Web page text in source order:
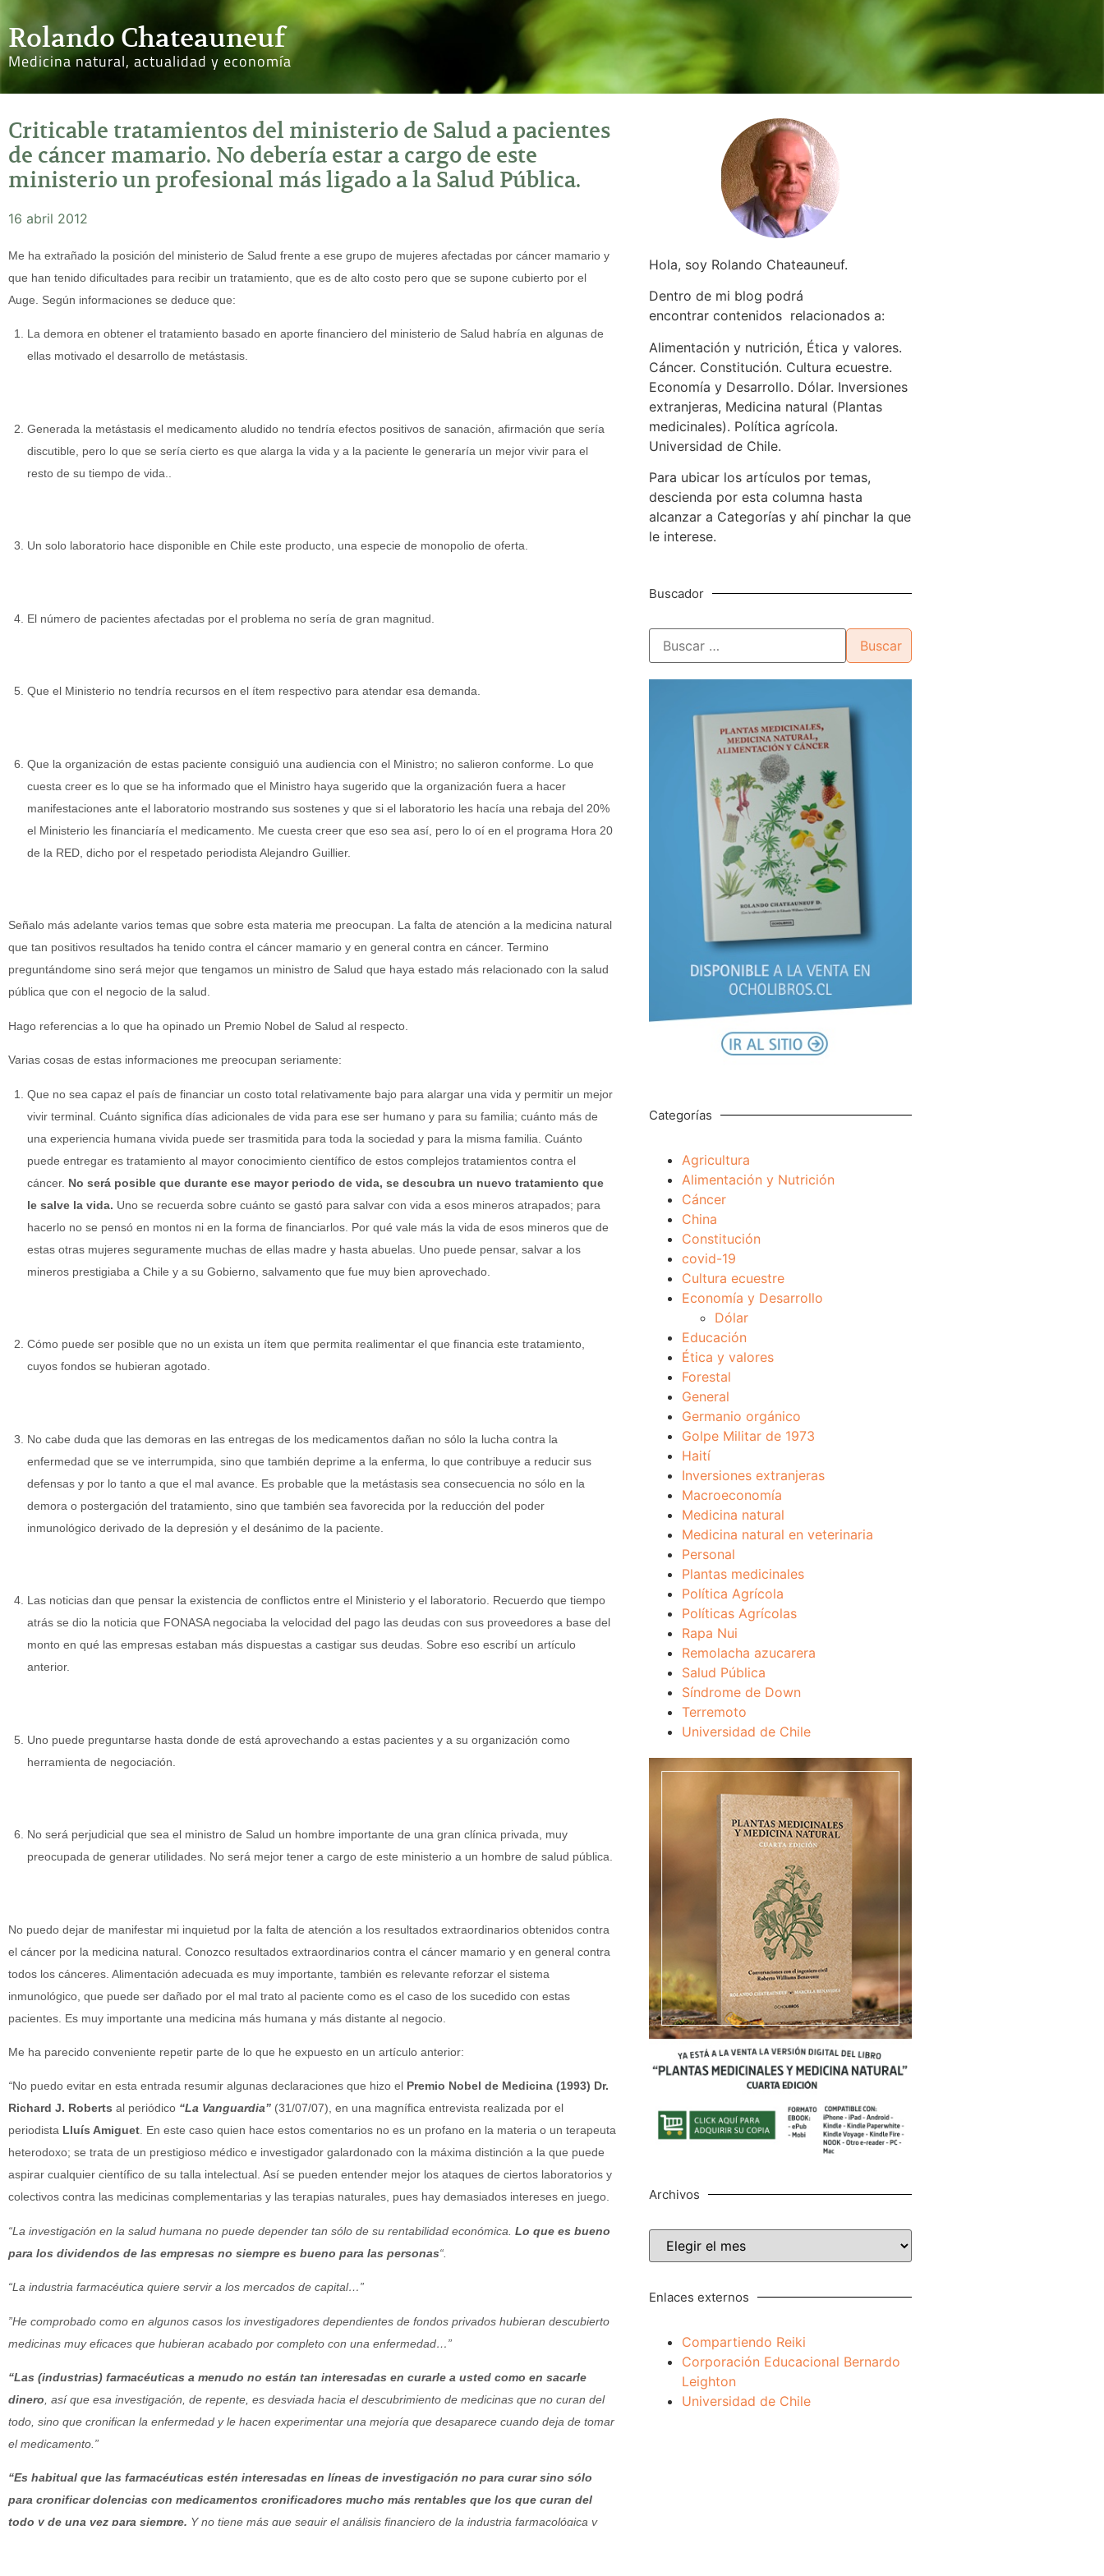
Rolando Chateauneuf
Medicina natural, actualidad y economía
Criticable tratamientos del ministerio de Salud a pacientes
de cáncer mamario. No debería estar a cargo de este
ministerio un profesional más ligado a la Salud Pública.
16 abril 2012
Me ha extrañado la posición del ministerio de Salud frente a ese grupo de mujeres afectadas por cáncer mamario y
que han tenido dificultades para recibir un tratamiento, que es de alto costo pero que se supone cubierto por el
Auge. Según informaciones se deduce que:
La demora en obtener el tratamiento basado en aporte financiero del ministerio de Salud habría en algunas de
ellas motivado el desarrollo de metástasis.
Generada la metástasis el medicamento aludido no tendría efectos positivos de sanación, afirmación que sería
discutible, pero lo que se sería cierto es que alarga la vida y a la paciente le generaría un mejor vivir para el
resto de su tiempo de vida..
Un solo laboratorio hace disponible en Chile este producto, una especie de monopolio de oferta.
El número de pacientes afectadas por el problema no sería de gran magnitud.
Que el Ministerio no tendría recursos en el ítem respectivo para atendar esa demanda.
Que la organización de estas paciente consiguió una audiencia con el Ministro; no salieron conforme. Lo que
cuesta creer es lo que se ha informado que el Ministro haya sugerido que la organización fuera a hacer
manifestaciones ante el laboratorio mostrando sus sostenes y que si el laboratorio les hacía una rebaja del 20%
el Ministerio les financiaría el medicamento. Me cuesta creer que eso sea así, pero lo oí en el programa Hora 20
de la RED, dicho por el respetado periodista Alejandro Guillier.
Señalo más adelante varios temas que sobre esta materia me preocupan. La falta de atención a la medicina natural
que tan positivos resultados ha tenido contra el cáncer mamario y en general contra en cáncer. Termino
preguntándome sino será mejor que tengamos un ministro de Salud que haya estado más relacionado con la salud
pública que con el negocio de la salud.
Hago referencias a lo que ha opinado un Premio Nobel de Salud al respecto.
Varias cosas de estas informaciones me preocupan seriamente:
Que no sea capaz el país de financiar un costo total relativamente bajo para alargar una vida y permitir un mejor
vivir terminal. Cuánto significa días adicionales de vida para ese ser humano y para su familia; cuánto más de
una experiencia humana vivida puede ser trasmitida para toda la sociedad y para la misma familia. Cuánto
puede entregar es tratamiento al mayor conocimiento científico de estos complejos tratamientos contra el
cáncer. No será posible que durante ese mayor periodo de vida, se descubra un nuevo tratamiento que
le salve la vida. Uno se recuerda sobre cuánto se gastó para salvar con vida a esos mineros atrapados; para
hacerlo no se pensó en montos ni en la forma de financiarlos. Por qué vale más la vida de esos mineros que de
estas otras mujeres seguramente muchas de ellas madre y hasta abuelas. Uno puede pensar, salvar a los
mineros prestigiaba a Chile y a su Gobierno, salvamento que fue muy bien aprovechado.
Cómo puede ser posible que no un exista un ítem que permita realimentar el que financia este tratamiento,
cuyos fondos se hubieran agotado.
No cabe duda que las demoras en las entregas de los medicamentos dañan no sólo la lucha contra la
enfermedad que se ve interrumpida, sino que también deprime a la enferma, lo que contribuye a reducir sus
defensas y por lo tanto a que el mal avance. Es probable que la metástasis sea consecuencia no sólo en la
demora o postergación del tratamiento, sino que también sea favorecida por la reducción del poder
inmunológico derivado de la depresión y el desánimo de la paciente.
Las noticias dan que pensar la existencia de conflictos entre el Ministerio y el laboratorio. Recuerdo que tiempo
atrás se dio la noticia que FONASA negociaba la velocidad del pago las deudas con sus proveedores a base del
monto en qué las empresas estaban más dispuestas a castigar sus deudas. Sobre eso escribí un artículo
anterior.
Uno puede preguntarse hasta donde de está aprovechando a estas pacientes y a su organización como
herramienta de negociación.
No será perjudicial que sea el ministro de Salud un hombre importante de una gran clínica privada, muy
preocupada de generar utilidades. No será mejor tener a cargo de este ministerio a un hombre de salud pública.
No puedo dejar de manifestar mi inquietud por la falta de atención a los resultados extraordinarios obtenidos contra
el cáncer por la medicina natural. Conozco resultados extraordinarios contra el cáncer mamario y en general contra
todos los cánceres. Alimentación adecuada es muy importante, también es relevante reforzar el sistema
inmunológico, que puede ser dañado por el mal trato al paciente como es el caso de los sucedido con estas
pacientes. Es muy importante una medicina más humana y más distante al negocio.
Me ha parecido conveniente repetir parte de lo que he expuesto en un artículo anterior:
“No puedo evitar en esta entrada resumir algunas declaraciones que hizo el Premio Nobel de Medicina (1993) Dr.
Richard J. Roberts al periódico “La Vanguardia” (31/07/07), en una magnífica entrevista realizada por el
periodista Lluís Amiguet. En este caso quien hace estos comentarios no es un profano en la materia o un terapeuta
heterodoxo; se trata de un prestigioso médico e investigador galardonado con la máxima distinción a la que puede
aspirar cualquier científico de su talla intelectual. Así se pueden entender mejor los ataques de ciertos laboratorios y
colectivos contra las medicinas complementarias y las terapias naturales, pues hay demasiados intereses en juego.
“La investigación en la salud humana no puede depender tan sólo de su rentabilidad económica. Lo que es bueno
para los dividendos de las empresas no siempre es bueno para las personas“.
“La industria farmacéutica quiere servir a los mercados de capital…”
”He comprobado como en algunos casos los investigadores dependientes de fondos privados hubieran descubierto
medicinas muy eficaces que hubieran acabado por completo con una enfermedad…”
“Las (industrias) farmacéuticas a menudo no están tan interesadas en curarle a usted como en sacarle
dinero , así que esa investigación, de repente, es desviada hacia el descubrimiento de medicinas que no curan del
todo, sino que cronifican la enfermedad y le hacen experimentar una mejoría que desaparece cuando deja de tomar
el medicamento.”
“Es habitual que las farmacéuticas estén interesadas en líneas de investigación no para curar sino sólo
para cronificar dolencias con medicamentos cronificadores mucho más rentables que los que curan del
todo y de una vez para siempre. Y no tiene más que seguir el análisis financiero de la industria farmacológica y
Hola, soy Rolando Chateauneuf.
Dentro de mi blog podrá
encontrar contenidos relacionados a:
Alimentación y nutrición, Ética y valores.
Cáncer. Constitución. Cultura ecuestre.
Economía y Desarrollo. Dólar. Inversiones
extranjeras, Medicina natural (Plantas
medicinales). Política agrícola.
Universidad de Chile.
Para ubicar los artículos por temas,
descienda por esta columna hasta
alcanzar a Categorías y ahí pinchar la que
le interese.
Buscador
Categorías
Agricultura
Alimentación y Nutrición
Cáncer
China
Constitución
covid-19
Cultura ecuestre
Economía y Desarrollo
Dólar
Educación
Ética y valores
Forestal
General
Germanio orgánico
Golpe Militar de 1973
Haití
Inversiones extranjeras
Macroeconomía
Medicina natural
Medicina natural en veterinaria
Personal
Plantas medicinales
Política Agrícola
Políticas Agrícolas
Rapa Nui
Remolacha azucarera
Salud Pública
Síndrome de Down
Terremoto
Universidad de Chile
Archivos
Enlaces externos
Compartiendo Reiki
Corporación Educacional Bernardo
Leighton
Universidad de Chile